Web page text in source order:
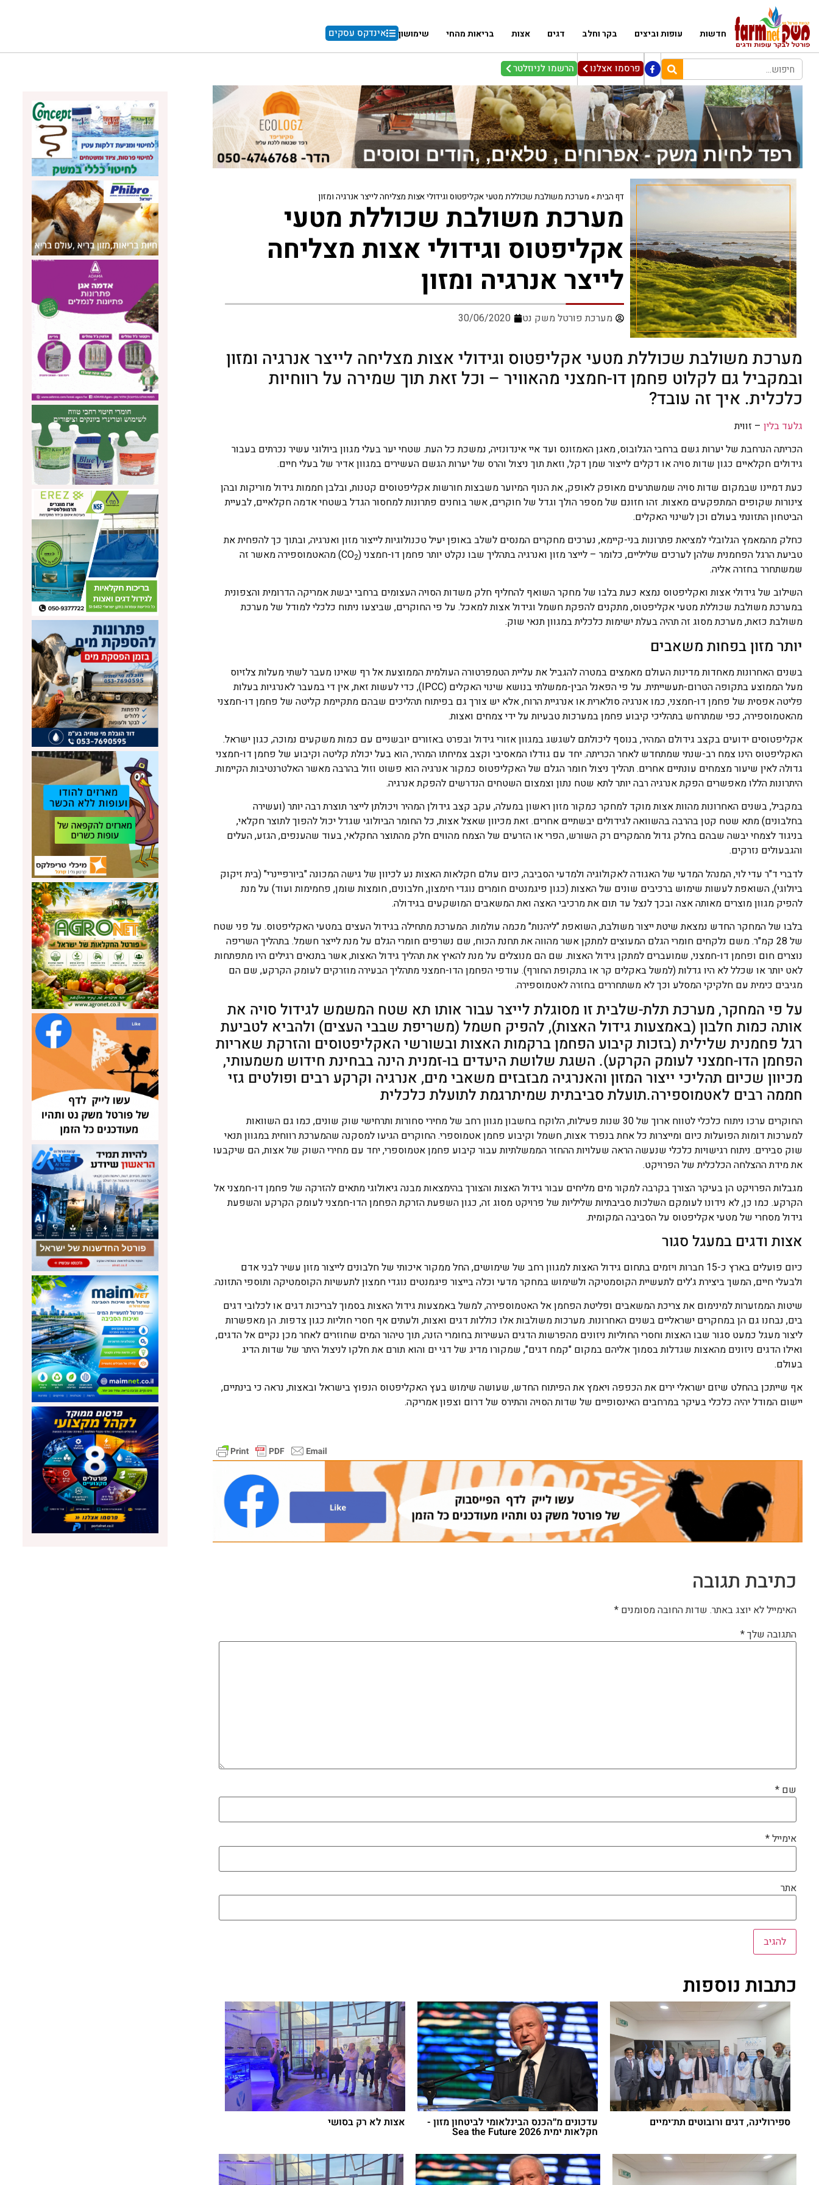
חדשות עופות וביצים בקר וחלב דגים אצות בריאות מהחי שימושון אינדקס עסקים
פרסמו אצלנו הרשמו לניוזלטר
דף הבית» מערכת משולבת שכוללת מטעי אקליפטוס וגידולי אצות מצליחה לייצר אנרגיה ומזון
מערכת משולבת שכוללת מטעי
אקליפטוס וגידולי אצות מצליחה
לייצר אנרגיה ומזון
מערכת פורטל משק נט 30/06/2020
מערכת משולבת שכוללת מטעי אקליפטוס וגידולי אצות מצליחה לייצר אנרגיה ומזון
ובמקביל גם לקלוט פחמן דו-חמצני מהאוויר – וכל זאת תוך שמירה על רווחיות
כלכלית. איך זה עובד?
גלעד בלין– זווית
הכריתה הנרחבת של יערות גשם ברחבי הגלובוס, מאגן האמזונס ועד איי אינדונזיה, נמשכת כל העת. שטחי יער בעלי מגוון ביולוגי עשיר נכרתים בעבור
גידולים חקלאיים כגון שדות סויה או דקלים לייצור שמן דקל, וזאת תוך ניצול והרס של יערות הגשם העשירים במגוון אדיר של בעלי חיים.
כעת דמיינו שבמקום שדות סויה שמשתרעים מאופק לאופק, את הנוף המיוער משבצות חורשות אקליפטוסים קטנות, ובלבן חממות גידול מוריקות ובהן
צינורות שקופים המתפקעים מאצות. זהו חזונם של מספר הולך וגדל של חוקרים, אשר בוחנים פתרונות למחסור הגדל בשטחי אדמה חקלאיים, לבעיית
הביטחון התזונתי בעולם וכן לשינוי האקלים.
כחלק מהמאמץ הגלובלי למציאת פתרונות בני-קיימא, נערכים מחקרים המנסים לשלב באופן יעיל טכנולוגיות לייצור מזון ואנרגיה, ובתוך כך להפחית את
טביעת הרגל הפחמנית שלהן לערכים שליליים, כלומר – לייצר מזון ואנרגיה בתהליך שבו נקלט יותר פחמן דו-חמצני (CO2
) מהאטמוספירה מאשר זה
שמשתחרר בחזרה אליה.
השילוב של גידולי אצות ואקליפטוס נמצא כעת בלבו של מחקר השואף להחליף חלק משדות הסויה העצומים ברחבי יבשת אמריקה הדרומית והצפונית
במערכת משולבת שכוללת מטעי אקליפטוס, מתקנים להפקת חשמל וגידול אצות למאכל. על פי החוקרים, שביצעו ניתוח כלכלי למודל של מערכת
משולבת כזאת, מערכת מסוג זה תהיה בעלת ישימות כלכלית במגוון תנאי שוק.
יותר מזון בפחות משאבים
בשנים האחרונות מאחדות מדינות העולם מאמצים במטרה להגביל את עליית הטמפרטורה העולמית הממוצעת אל רף שאינו מעבר לשתי מעלות צלזיוס
מעל הממוצע בתקופה הטרום-תעשייתית. על פי הפאנל הבין-ממשלתי בנושא שינוי האקלים (IPCC), כדי לעשות זאת, אין די במעבר לאנרגיות בעלות
פליטה אפסית של פחמן דו-חמצני, כמו אנרגיה סולארית או אנרגיית הרוח, אלא יש צורך גם בפיתוח תהליכים שבהם מתקיימת קליטה של פחמן דו-חמצני
מהאטמוספירה, כפי שמתרחש בתהליכי קיבוע פחמן במערכות טבעיות על ידי צמחים ואצות.
אקליפטוסים ידועים בקצב גידולם המהיר, בנוסף ליכולתם לשגשג במגוון אזורי גידול ובפרט באזורים יובשניים עם כמות משקעים נמוכה, כגון ישראל.
האקליפטוס הינו צמח רב-שנתי שמתחדש לאחר הכריתה. יחד עם גודלו המאסיבי וקצב צמיחתו המהיר, הוא בעל יכולת קליטה וקיבוע של פחמן דו-חמצני
גדולה לאין שיעור מצמחים עונתיים אחרים. תהליך ניצול חומר הגלם של האקליפטוס כמקור אנרגיה הוא פשוט וזול בהרבה מאשר האלטרנטיבות הקיימות.
היתרונות הללו מאפשרים הפקת אנרגיה רבה יותר לתא שטח נתון וצמצום השטחים הנדרשים להפקת אנרגיה.
במקביל, בשנים האחרונות מהוות אצות מוקד למחקר כמקור מזון ראשון במעלה, עקב קצב גידולן המהיר ויכולתן לייצר תוצרת רבה יותר (ועשירה
בחלבונים) מתא שטח קטן בהרבה בהשוואה לגידולים יבשתיים אחרים. זאת מכיוון שאצל אצות, כל החומר הביולוגי שגדל יכול להפוך לתוצר חקלאי,
בניגוד לצמחי יבשה שבהם בחלק גדול מהמקרים רק השורש, הפרי או הזרעים של הצמח מהווים חלק מהתוצר החקלאי, בעוד שהענפים, הגזע, העלים
והגבעולים נזרקים.
לדברי ד"ר עדי לוי, המנהל המדעי של האגודה לאקולוגיה ולמדעי הסביבה, כיום עולם חקלאות האצות נע לכיוון של גישה המכונה "ביורפיינרי" (בית זיקוק
ביולוגי), השואפת לעשות שימוש ברכיבים שונים של האצות (כגון פיגמנטים חומרים נוגדי חימצון, חלבונים, חומצות שומן, פחמימות ועוד) על מנת
להפיק מגוון מוצרים מאותה אצה ובכך לנצל עד תום את מרכיבי האצה ואת המשאבים המושקעים בגידולה.
בלבו של המחקר החדש נמצאת שיטת ייצור משולבת, השואפת "ליהנות" מכמה עולמות. המערכת מתחילה בגידול העצים במטעי האקליפטוס. על פני שטח
של 28 קמ"ר. משם נלקחים חומרי הגלם המעוצים למתקן אשר מהווה את תחנת הכוח, שם נשרפים חומרי הגלם על מנת לייצר חשמל. בתהליך השריפה
נוצרים חום ופחמן דו-חמצני, שמועברים למתקן גידול האצות. שם הם מנוצלים על מנת להאיץ את תהליך גידול האצות, אשר בתנאים רגילים היו מתפתחות
לאט יותר או שכלל לא היו גדלות (למשל באקלים קר או בתקופת החורף). עודפי הפחמן הדו-חמצני מתהליך הבעירה מוזרקים לעומק הקרקע, שם הם
מגיבים כימית עם חלקיקי המסלע וכך לא משתחררים בחזרה לאטמוספירה.
על פי המחקר, מערכת תלת-שלבית זו מסוגלת לייצר עבור אותו תא שטח המשמש לגידול סויה את
אותה כמות חלבון (באמצעות גידול האצות), להפיק חשמל (משריפת שבבי העצים) ולהביא לטביעת
רגל פחמנית שלילית (בזכות קיבוע הפחמן ברקמות האצות ובשורשי האקליפטוסים והזרקת שאריות
הפחמן הדו-חמצני לעומק הקרקע). השגת שלושת היעדים בו-זמנית הינה בבחינת חידוש משמעותי,
מכיוון שכיום תהליכי ייצור המזון והאנרגיה מבזבזים משאבי מים, אנרגיה וקרקע רבים ופולטים גזי
חממה רבים לאטמוספירה.תועלת סביבתית שמיתרגמת לתועלת כלכלית
החוקרים ערכו ניתוח כלכלי לטווח ארוך של 30 שנות פעילות, הלוקח בחשבון מגוון רחב של מחירי סחורות ותרחישי שוק שונים, כמו גם השוואות
למערכות דומות הפועלות כיום ומייצרות כל אחת בנפרד אצות, חשמל וקיבוע פחמן אטמוספרי. החוקרים הגיעו למסקנה שהמערכת רווחית במגוון תנאי
שוק סבירים. ניתוח רגישויות כלכלי שנעשה הראה שעלויות ההחזר הממשלתיות עבור קיבוע פחמן אטמוספרי, יחד עם מחירי השוק של אצות, הם שיקבעו
את מידת ההצלחה הכלכלית של הפרויקט.
מגבלות הפרויקט הן בעיקר הצורך בקרבה למקור מים מליחים עבור גידול האצות והצורך בהימצאות מבנה גיאולוגי מתאים להזרקה של פחמן דו-חמצני אל
הקרקע. כמו כן, לא נידונו לעומקם השלכות סביבתיות שליליות של פרויקט מסוג זה, כגון השפעת הזרקת הפחמן הדו-חמצני לעומק הקרקע והשפעת
גידול מסחרי של מטעי אקליפטוס על הסביבה המקומית.
אצות ודגים במעגל סגור
כיום פועלים בארץ כ-15 חברות ויזמים בתחום גידול האצות למגוון רחב של שימושים, החל ממקור איכותי של חלבונים לייצור מזון עשיר לבני אדם
ולבעלי חיים, המשך ביצירת ג'לים לתעשיית הקוסמטיקה ולשימוש במחקר מדעי וכלה בייצור פיגמנטים נוגדי חמצון לתעשיות הקוסמטיקה ותוספי התזונה.
שיטות הממזערות למינימום את צריכת המשאבים ופליטת הפחמן אל האטמוספירה, למשל באמצעות גידול האצות בסמוך לבריכות דגים או לכלובי דגים
בים, נבחנו גם הן במחקרים ישראליים בשנים האחרונות. מערכות משולבות אלו כוללות דגים ואצות, ולעתים אף חסרי חוליות כגון צדפות. הן מאפשרות
ליצור מעגל כמעט סגור שבו האצות וחסרי החוליות ניזונים מהפרשות הדגים העשירות בחומרי הזנה, תוך טיהור המים שחוזרים לאחר מכן נקיים אל הדגים,
ואילו הדגים ניזונים מהאצות שגדלות בסמוך אליהם במקום "קמח דגים", שמקורו מדיג של דגי ים והוא תורם את חלקו לניצול היתר של שדות הדיג
בעולם.
אף שייתכן בהחלט שיזם ישראלי ירים את הכפפה ויאמץ את הפיתוח החדש, שעושה שימוש בעץ האקליפטוס הנפוץ בישראל ובאצות, נראה כי בינתיים,
יישום המודל יהיה כלכלי בעיקר במרחבים האינסופיים של שדות הסויה והתירס של דרום וצפון אמריקה.
כתיבת תגובה
האימייל לא יוצג באתר. שדות החובה מסומנים *
התגובה שלך*
שם *
אימייל*
אתר
כתבות נוספות
ספירולינה, דגים ורובוטים תת־ימיים עדכונים מ״הכנס הבינלאומי לביטחון מזון -
חקלאות ימית Sea the Future 2026
אצות לא רק בסושי